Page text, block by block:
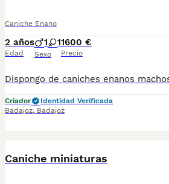
Caniche Enano
2 años
Edad
1 1
Sexo
1600 €
Precio
Criador
Identidad Verificada
Badajoz, Badajoz
Caniche miniaturas